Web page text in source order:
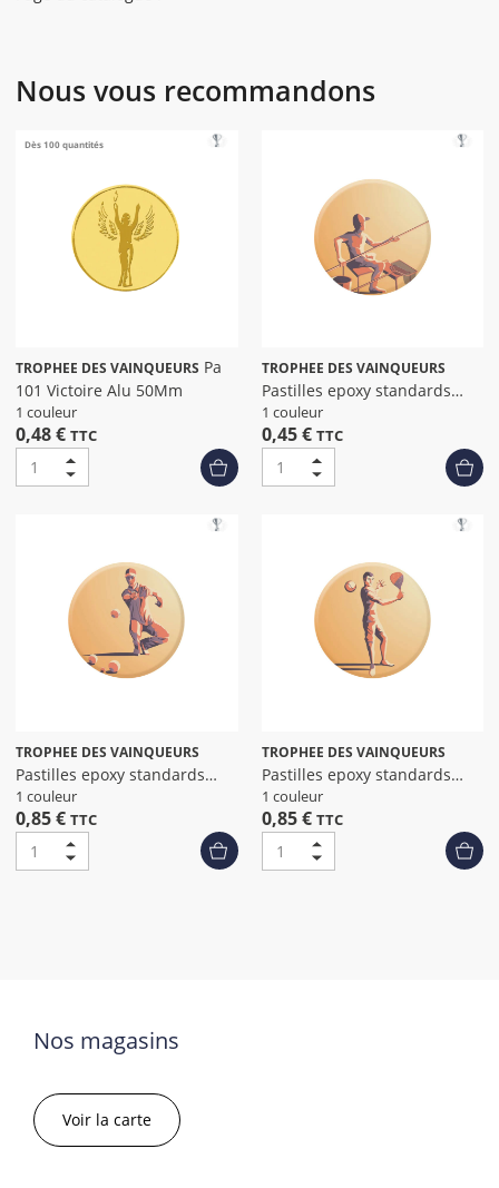
Nous vous recommandons
Dès 100 quantités
TROPHEE DES VAINQUEURS
101 Victoire Alu 50Mm
1 couleur
0,48 € TTC
TROPHEE DES VAINQUEURS
Pastilles epoxy standards
peche dia
1 couleur
0,45 € TTC
TROPHEE DES VAINQUEURS
Pastilles epoxy standards
petanque
1 couleur
0,85 € TTC
TROPHEE DES VAINQUEURS
Pastilles epoxy standards
padel dia
1 couleur
0,85 € TTC
Nos magasins
Voir la carte